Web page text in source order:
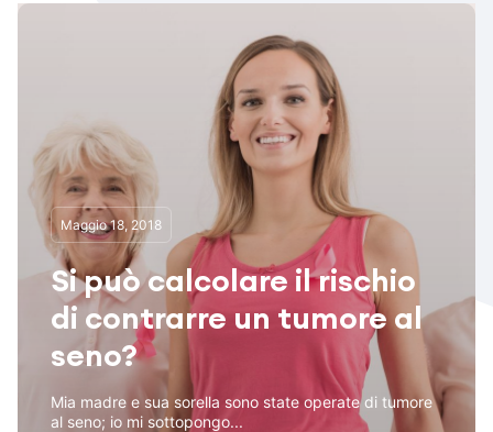
Maggio 18, 2018
Si può calcolare il rischio
di contrarre un tumore al
seno?
Mia madre e sua sorella sono state operate di tumore
al seno; io mi sottopongo...